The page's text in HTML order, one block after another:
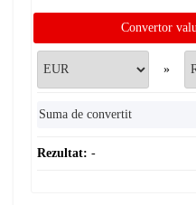
Convertor
»
Rezultat: -